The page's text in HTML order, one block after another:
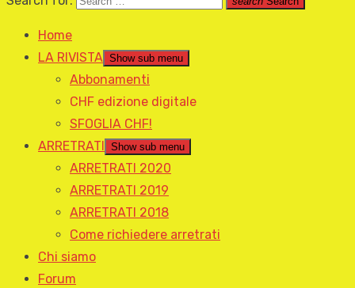
Home
LA RIVISTA Show sub menu
Abbonamenti
CHF edizione digitale
SFOGLIA CHF!
ARRETRATI
Show sub menu
ARRETRATI 2020
ARRETRATI 2019
ARRETRATI 2018
Come richiedere arretrati
Chi siamo
Forum